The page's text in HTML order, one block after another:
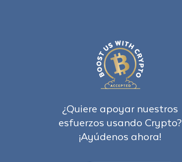
¿Quiere apoyar nuestros
esfuerzos usando Crypto?
¡Ayúdenos ahora!